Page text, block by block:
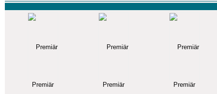
Premiär Premiär Premiär